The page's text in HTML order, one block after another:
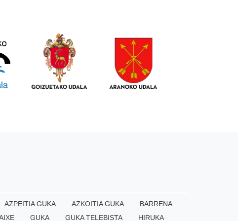
AZPEITIA GUKA AZKOITIA GUKA
BARRENA
GUKA GUKA TELEBISTA HIRUKA